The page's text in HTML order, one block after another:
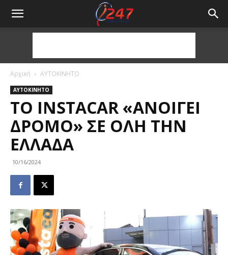
Αρχική ΑΥΤΟΚΙΝΗΤΟ
ΑΥΤΟΚΙΝΗΤΟ
ΤΟ INSTACAR «ΑΝΟΊΓΕΙ
ΔΡΌΜΟ» ΣΕ ΌΛΗ ΤΗΝ
ΕΛΛΆΔΑ
10/16/2024